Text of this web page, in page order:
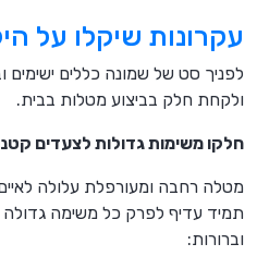
עקרונות שיקלו על
לפניך סט של שמונה כללים ישימים
ולקחת חלק בביצוע מטלות בבית.
חלקו משימות גדולות לצעדים
מטלה רחבה ומעורפלת עלולה
תמיד עדיף לפרק כל משימה גדולה
וברורות: